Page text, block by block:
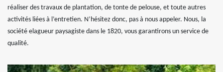
réaliser des travaux de plantation, de tonte de pelouse, et toute autres
activités liées à l’entretien. N’hésitez donc, pas à nous appeler. Nous, la
société elagueur paysagiste dans le 1820, vous garantirons un service de
qualité.